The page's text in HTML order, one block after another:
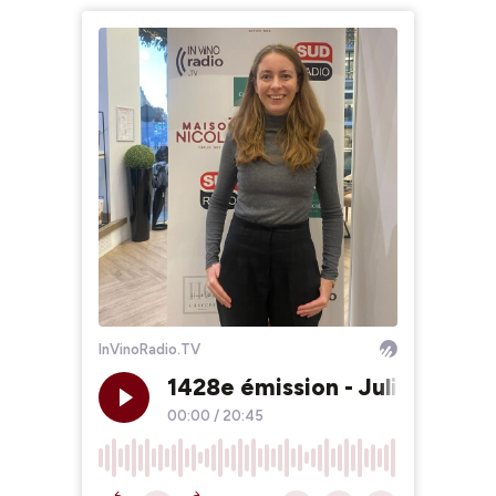
InVinoRadio.TV
1428e émission - Julie
00:00 / 20:45